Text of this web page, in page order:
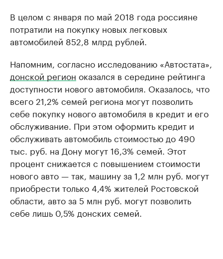
В целом с января по май 2018 года россияне
потратили на покупку новых легковых
автомобилей 852,8 млрд рублей.
Напомним, согласно исследованию «Автостата»,
донской регион оказался в середине рейтинга
доступности нового автомобиля. Оказалось, что
всего 21,2% семей региона могут позволить
себе покупку нового автомобиля в кредит и его
обслуживание. При этом оформить кредит и
обслуживать автомобиль стоимостью до 490
тыс. руб. на Дону могут 16,3% семей. Этот
процент снижается с повышением стоимости
нового авто — так, машину за 1,2 млн руб. могут
приобрести только 4,4% жителей Ростовской
области, авто за 5 млн руб. могут позволить
себе лишь 0,5% донских семей.